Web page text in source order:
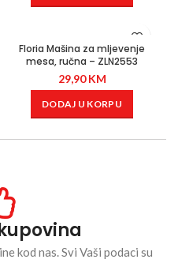
Floria Mašina za mljevenje
mesa, ručna – ZLN2553
29,90KM
DODAJ U KORPU
kod nas. Svi Vaši podaci su